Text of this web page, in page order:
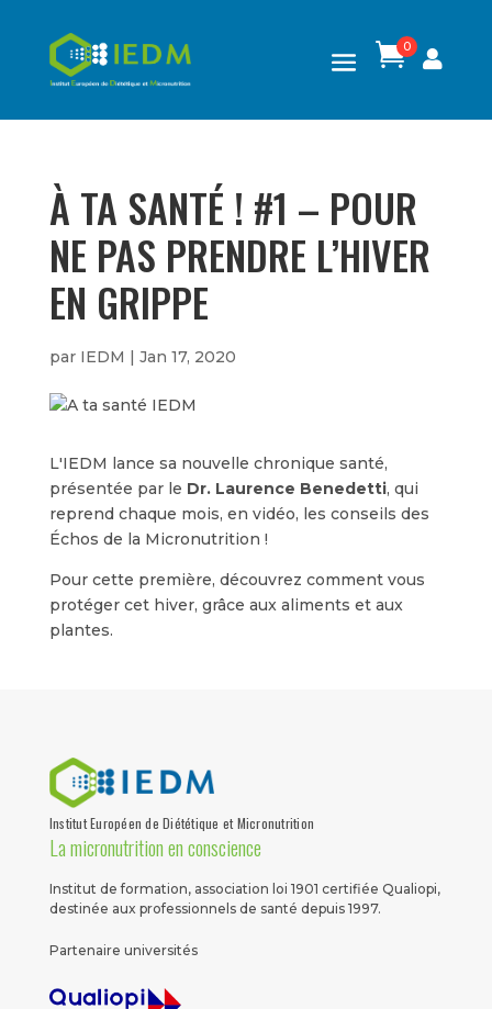
0

À TA SANTÉ ! #1 – POUR
NE PAS PRENDRE L’HIVER
EN GRIPPE
par IEDM | Jan 17, 2020
L'IEDM lance sa nouvelle chronique santé,
présentée par le Dr. Laurence Benedetti, qui
reprend chaque mois, en vidéo, les conseils des
Échos de la Micronutrition !
Pour cette première, découvrez comment vous
protéger cet hiver, grâce aux aliments et aux
plantes.
Institut Européen de Diététique et Micronutrition
La micronutrition en conscience
Institut de formation, association loi 1901 certifiée Qualiopi,
destinée aux professionnels de santé depuis 1997.
Partenaire universités